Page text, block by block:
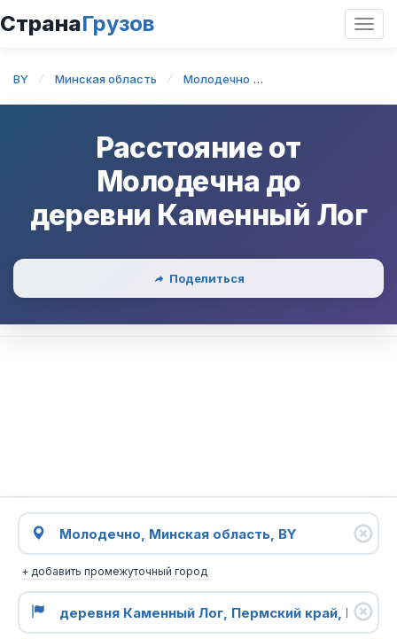
СтранаГрузов
BY Минская область Молодечно
Расстояние от
Молодечна до
деревни Каменный Лог
Поделиться
+ добавить промежуточный город